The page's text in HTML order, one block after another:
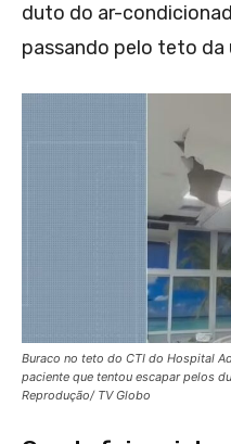
duto do ar-
passando pelo teto da
Buraco no teto do CTI do Hospital
paciente que tentou escapar pelos
Reprodução/ TV Globo